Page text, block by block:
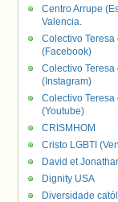
Centro Arrupe
Valencia.
Colectivo
(Facebook)
Colectivo
(Instagram)
Colectivo
(Youtube)
CRISMHOM
Cristo LGBTI
David et
Dignity USA
Diversidade